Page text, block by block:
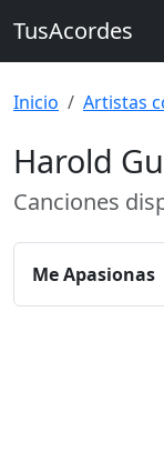
TusAcordes
Inicio Artistas
Harold
Canciones
Me Apasionas